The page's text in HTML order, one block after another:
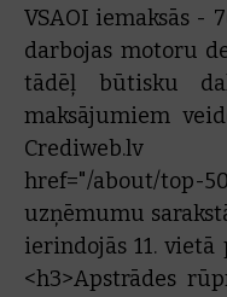
VSAOI iemaksās -
darbojas motoru
tādēļ būtisku
maksājumiem
Crediweb.lv
href="/about/
uzņēmumu
ierindojās 11.
<h3>Apstrādes